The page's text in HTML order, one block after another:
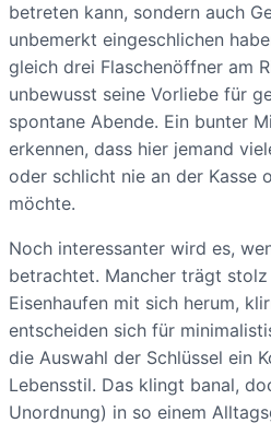
betreten kann, sondern auch
unbemerkt eingeschlichen
gleich drei Flaschenöffner am
unbewusst seine Vorliebe für
spontane Abende. Ein bunter
erkennen, dass hier jemand
oder schlicht nie an der Kasse
möchte.
Noch interessanter wird es,
betrachtet. Mancher trägt
Eisenhaufen mit sich herum,
entscheiden sich für
die Auswahl der Schlüssel ein
Lebensstil. Das klingt banal,
Unordnung) in so einem